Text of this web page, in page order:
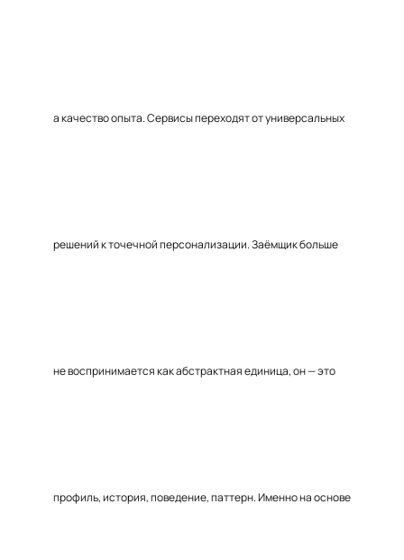
а качество опыта. Сервисы переходят от универсальных
решений к точечной персонализации. Заёмщик больше
не воспринимается как абстрактная единица, он — это
профиль, история, поведение, паттерн. Именно на основе